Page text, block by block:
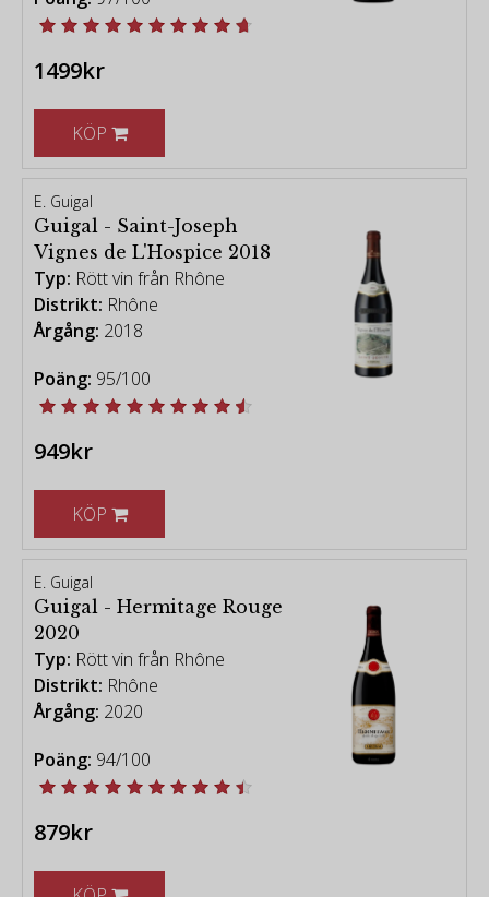
1499kr
KÖP
E. Guigal
Guigal - Saint-Joseph
Vignes de L'Hospice 2018
Typ: Rött vin från Rhône
Distrikt: Rhône
Årgång: 2018
Poäng: 95/100
949kr
KÖP
E. Guigal
Guigal - Hermitage Rouge
2020
Typ: Rött vin från Rhône
Distrikt: Rhône
Årgång: 2020
Poäng: 94/100
879kr